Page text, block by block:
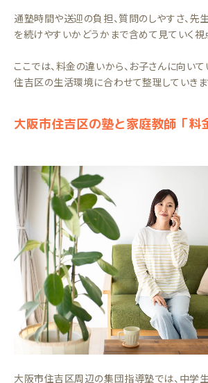
通塾時間や送迎の負担、質問のしやすさ、先
を続けやすいかどうかまで含めて見ていく視
ここでは、料金の違いから、お子さんに向いて
住吉区の生活環境に合わせて整理していきま
大阪市住吉区の塾と家庭教師「料
大阪市住吉区周辺の集団指導塾では、中学